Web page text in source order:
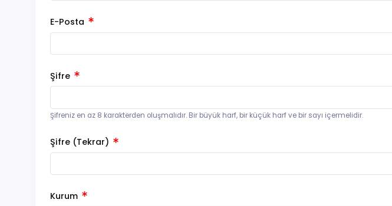
E-Posta
Şifre
Şifreniz en az 8 karakterden oluşmalıdır. Bir büyük harf, bir küçük harf ve bir sayı içermelidir.
Şifre (Tekrar)
Kurum